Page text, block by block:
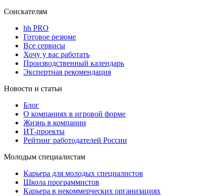
Соискателям
hh PRO
Готовое резюме
Все сервисы
Хочу у вас работать
Производственный календарь
Экспертная рекомендация
Новости и статьи
Блог
О компаниях в игровой форме
Жизнь в компании
ИТ-проекты
Рейтинг работодателей России
Молодым специалистам
Карьера для молодых специалистов
Школа программистов
Карьера в некоммерческих организациях